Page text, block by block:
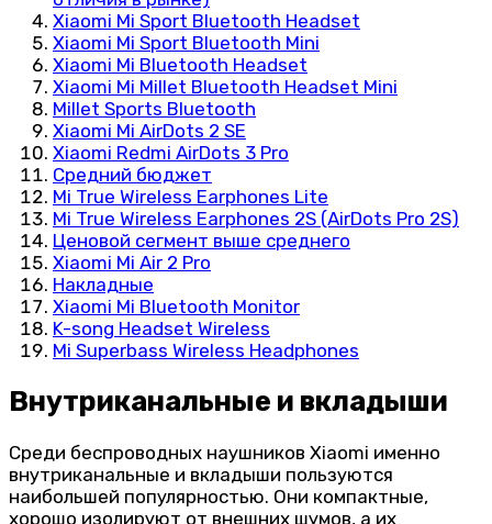
Xiaomi Mi Sport Bluetooth Headset
Xiaomi Mi Sport Bluetooth Mini
Xiaomi Mi Bluetooth Headset
Xiaomi Mi Millet Bluetooth Headset Mini
Millet Sports Bluetooth
Xiaomi Mi AirDots 2 SE
Xiaomi Redmi AirDots 3 Pro
Средний бюджет
Mi True Wireless Earphones Lite
Mi True Wireless Earphones 2S (AirDots Pro 2S)
Ценовой сегмент выше среднего
Xiaomi Mi Air 2 Pro
Накладные
Xiaomi Mi Bluetooth Monitor
K-song Headset Wireless
Mi Superbass Wireless Headphones
Внутриканальные и вкладыши
Среди беспроводных наушников Xiaomi именно
внутриканальные и вкладыши пользуются
наибольшей популярностью. Они компактные,
хорошо изолируют от внешних шумов, а их